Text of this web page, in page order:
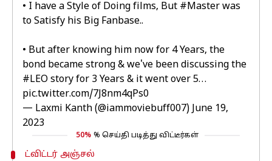
• I have a Style of Doing films, But #Master was
to Satisfy his Big Fanbase..
• But after knowing him now for 4 Years, the
bond became strong & we've been discussing the
#LEO story for 3 Years & it went over 5…
pic.twitter.com/7J8nm4qPs0
— Laxmi Kanth (@iammoviebuff007) June 19,
2023
50% % செய்தி படித்து விட்டீர்கள்
ட்விட்டர் அஞ்சல்